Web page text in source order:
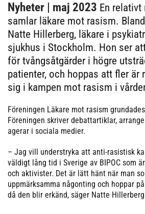
Nyheter | maj 2023 En relativt
samlar läkare mot rasism.
Natte Hillerberg, läkare i
sjukhus i Stockholm. Hon ser
för tvångsåtgärder i högre
patienter, och hoppas att fler är
sig i kampen mot rasism i
Föreningen Läkare mot rasism
Föreningen skriver debattartiklar,
agerar i sociala medier.
– Jag vill understryka att anti-rasistisk
väldigt lång tid i Sverige av BIPOC som
och aktivister. Det är lätt hänt när man
uppmärksamma någonting och hoppar
då den blir erkänd, säger Natte